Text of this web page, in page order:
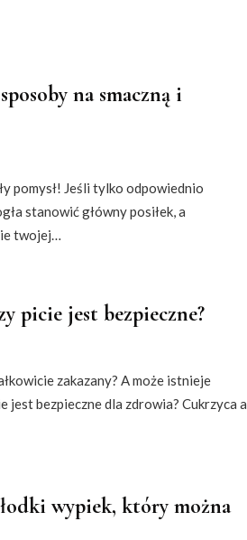
na smaczną i
pomysł! Jeśli tylko odpowiednio
stanowić główny posiłek, a
twojej…
picie jest bezpieczne?
zakazany? A może istnieje
jest bezpieczne dla zdrowia? Cukrzyca a
wypiek, który można